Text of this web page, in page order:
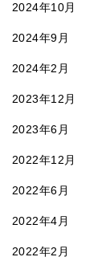
2024年10月
2024年9月
2024年2月
2023年12月
2023年6月
2022年12月
2022年6月
2022年4月
2022年2月